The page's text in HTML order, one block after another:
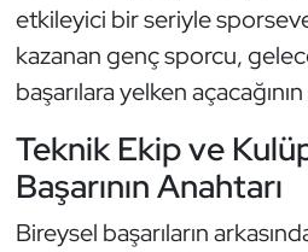
etkileyici bir seriyle
kazanan genç sporcu,
başarılara yelken
Teknik Ekip ve
Başarının Anahtarı
Bireysel başarıların
Kick Boks
Kürek
Masa Tenisi
Modern Pentatlon